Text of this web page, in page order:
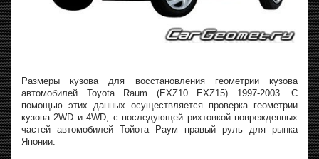
Размеры кузова для восстановления геометрии кузова
автомобилей Toyota Raum (EXZ10 EXZ15) 1997-2003. С
помощью этих данных осуществляется проверка геометрии
кузова 2WD и 4WD, с последующей рихтовкой поврежденных
частей автомобилей Тойота Раум правый руль для рынка
Японии.